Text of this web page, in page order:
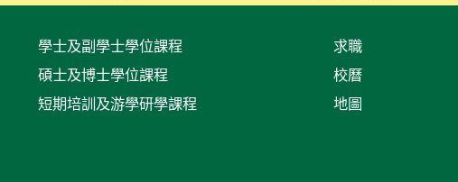
學士及副學士學位課程
碩士及博士學位課程
短期培訓及游學研學課程
求職
校曆
地圖